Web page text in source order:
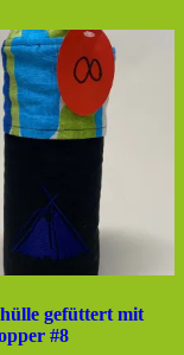
gefüttert mit
#8